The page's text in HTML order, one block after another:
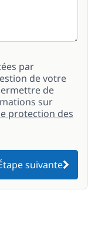
par
de votre
de
sur
protection des
suivante